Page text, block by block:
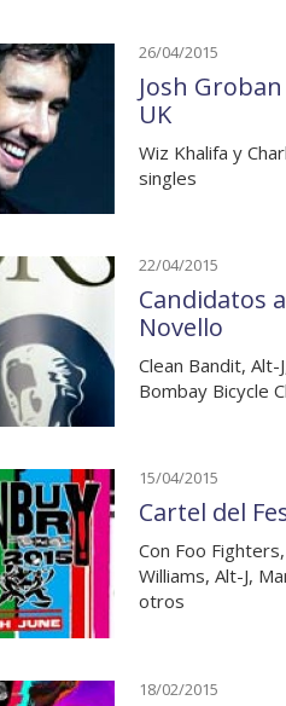
26/04/2015
Josh
UK
Wiz Khalifa y
singles
22/04/2015
Candidatos
Novello
Clean Bandit, Alt-
Bombay Bicycle
15/04/2015
Cartel del
Con Foo
Williams, Alt-J,
otros
18/02/2015